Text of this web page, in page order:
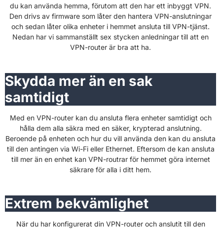
du kan använda hemma, förutom att den har ett inbyggt VPN.
Den drivs av firmware som låter den hantera VPN-anslutningar
och sedan låter olika enheter i hemmet ansluta till VPN-tjänst.
Nedan har vi sammanställt sex stycken anledningar till att en
VPN-router är bra att ha.
Skydda mer än en sak
samtidigt
Med en VPN-router kan du ansluta flera enheter samtidigt och
hålla dem alla säkra med en säker, krypterad anslutning.
Beroende på enheten och hur du vill använda den kan du ansluta
till den antingen via Wi-Fi eller Ethernet. Eftersom de kan ansluta
till mer än en enhet kan VPN-routrar för hemmet göra internet
säkrare för alla i ditt hem.
Extrem bekvämlighet
När du har konfigurerat din VPN-router och anslutit till den